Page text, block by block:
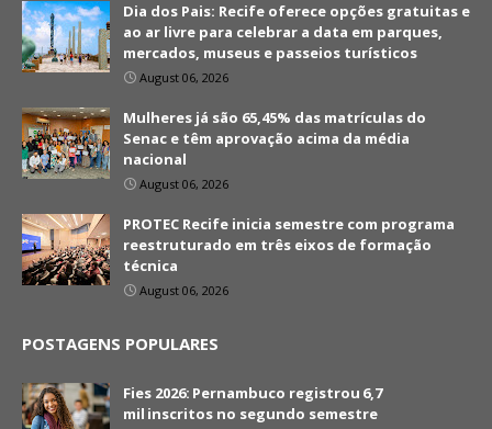
Dia dos Pais: Recife oferece opções gratuitas e
ao ar livre para celebrar a data em parques,
mercados, museus e passeios turísticos
August 06, 2026
Mulheres já são 65,45% das matrículas do
Senac e têm aprovação acima da média
nacional
August 06, 2026
PROTEC Recife inicia semestre com programa
reestruturado em três eixos de formação
técnica
August 06, 2026
POSTAGENS POPULARES
Fies 2026: Pernambuco registrou 6,7
mil inscritos no segundo semestre